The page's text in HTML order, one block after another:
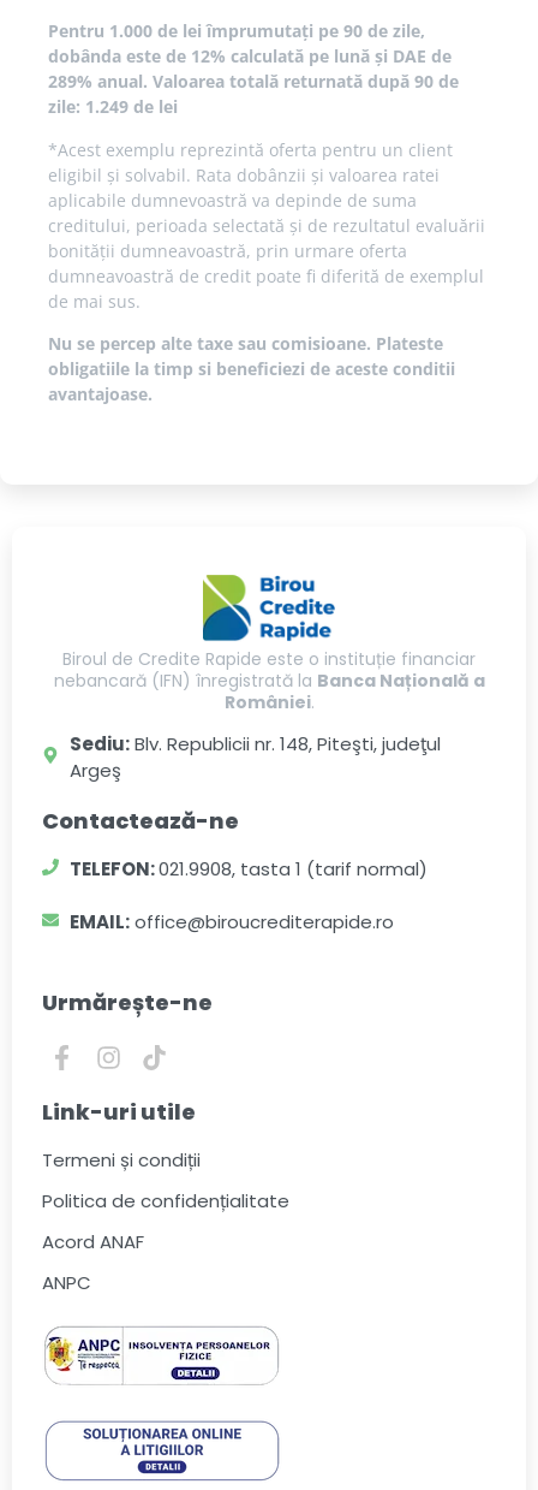
Pentru 1.000 de lei împrumutați pe 90 de zile,
dobânda este de 12% calculată pe lună și DAE de
289% anual. Valoarea totală returnată după 90 de
zile: 1.249 de lei
*Acest exemplu reprezintă oferta pentru un client
eligibil și solvabil. Rata dobânzii și valoarea ratei
aplicabile dumnevoastră va depinde de suma
creditului, perioada selectată și de rezultatul evaluării
bonității dumneavoastră, prin urmare oferta
dumneavoastră de credit poate fi diferită de exemplul
de mai sus.
Nu se percep alte taxe sau comisioane. Plateste
obligatiile la timp si beneficiezi de aceste conditii
avantajoase.
Biroul de Credite Rapide este o instituție financiar
nebancară (IFN) înregistrată la Banca Națională a
României.
Sediu:Blv. Republicii nr. 148, Piteşti, judeţul
Argeş
Contactează-ne
TELEFON:021.9908, tasta 1 (tarif normal)
EMAIL:office@biroucrediterapide.ro
Urmărește-ne
Link-uri utile
Termeni și condiții
Politica de confidențialitate
Acord ANAF
ANPC